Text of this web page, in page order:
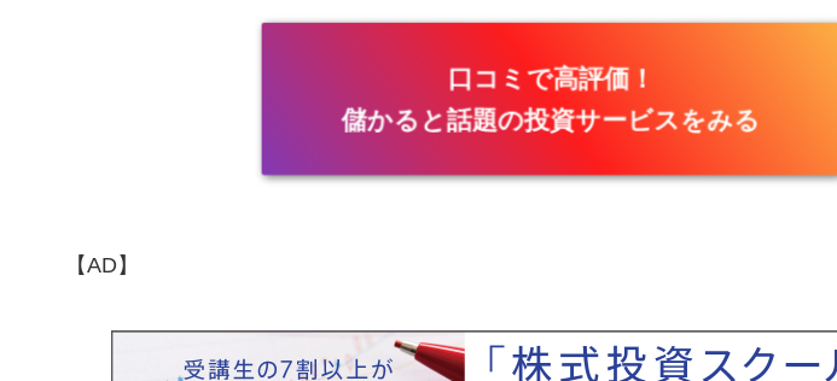
口コミで高評価！
儲かると話題の投資サービスをみる
【AD】